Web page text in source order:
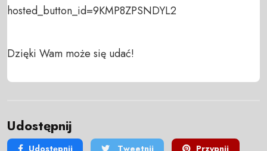
hosted_button_id=9KMP8ZPSNDYL2
Dzięki Wam może się udać!
Udostępnij